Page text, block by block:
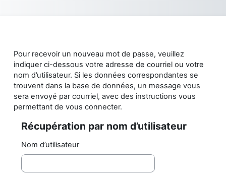
Pour recevoir un nouveau mot de passe, veuillez
indiquer ci-dessous votre adresse de courriel ou votre
nom d’utilisateur. Si les données correspondantes se
trouvent dans la base de données, un message vous
sera envoyé par courriel, avec des instructions vous
permettant de vous connecter.
Récupération par nom d’utilisateur
Récupération par nom d’utilisateur
Nom d’utilisateur